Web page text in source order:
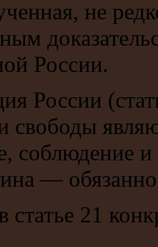
не
России.
России
свободы
соблюдение и
—
21